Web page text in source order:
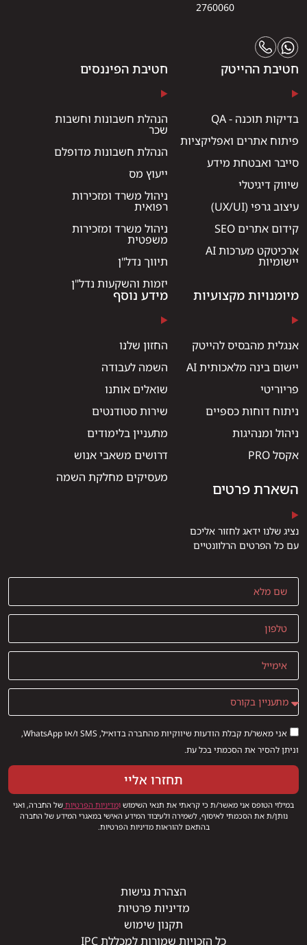
2760060
חטיבת ההייטק
בדיקות תוכנה - QA
פיתוח אתרים ואפליקציות
סייבר ואבטחת מידע
שיווק דיגיטלי
עיצוב גרפי (UX/UI)
קידום אתרים SEO
ארכיטקט מערכות AI
יישומיות
חטיבת הפיננסים
הנהלת חשבונות וחשבות
שכר
הנהלת חשבונות מדופלם
ייעוץ מס
ניהול משרד ומזכירות
רפואית
ניהול משרד ומזכירות
משפטית
תיווך נדל"ן
יזמות והשקעות נדל"ן
מיומנויות מקצועיות
אנגלית מהבסיס להייטק
יישום בינה מלאכותית AI
פריוריטי
ניתוח דוחות כספיים
ניהול ומנהיגות
אקסל PRO
מידע נוסף
החזון שלנו
השמה לעבודה
שואלים אותנו
שירות סטודנטים
מתעניין בלימודים
דרושים משאבי אנוש
מעסיקים מחלקת השמה
השארת פרטים
נציג שלנו ידאג לחזור אליכם
עם כל הפרטים הרלוונטיים
אני מאשר/ת קבלת הודעות שיווקיות מהחברה בדוא״ל, SMS ו/או WhatsApp,
וניתן להסיר את הסכמתי בכל עת.
תחזרו אליי
במילוי הטופס אני מאשר/ת כי קראתי את תנאי השימוש ומדיניות הפרטיות של החברה, ואני
נותן/ת את הסכמתי לאיסוף, לשמירה ולעיבוד המידע האישי במאגרי המידע של החברה
בהתאם להוראות מדיניות הפרטיות.
הצהרת נגישות
מדיניות פרטיות
תקנון שימוש
כל הזכויות שמורות למכללת IPC